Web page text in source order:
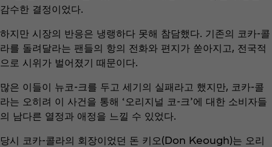
감수한 결정이었다.
하지만 시장의 반응은 냉랭하다 못해 참담했다. 기존의 코카-콜
라를 돌려달라는 팬들의 항의 전화와 편지가 쏟아지고, 전국적
으로 시위가 벌어졌기 때문이다.
많은 이들이 뉴코-크를 두고 세기의 실패라고 했지만, 코카-콜
라는 오히려 이 사건을 통해 ‘오리지널 코-크’에 대한 소비자들
의 남다른 열정과 애정을 느낄 수 있었다.
당시 코카-콜라의 회장이었던 돈 키오(Don Keough)는 오리